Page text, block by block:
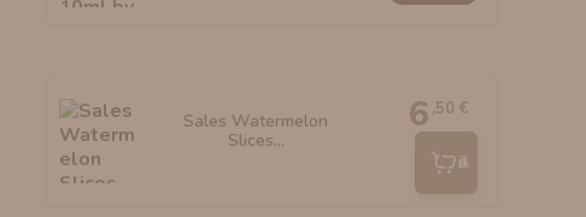
Sales Watermelon
Slices...
6 ,50 €
Añadir